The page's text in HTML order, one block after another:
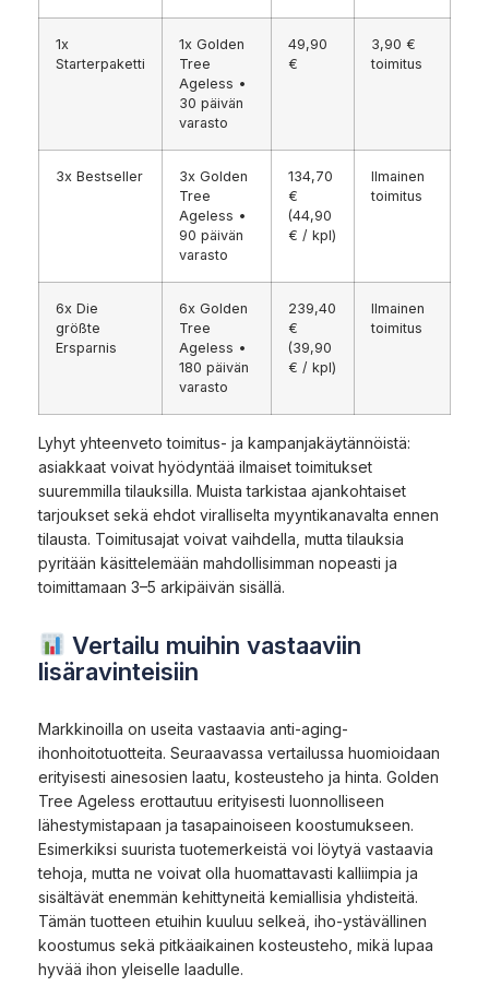
1x
Starterpaketti
1x Golden
Tree
Ageless •
30 päivän
varasto
49,90
€
3,90 €
toimitus
3x Bestseller
3x Golden
Tree
Ageless •
90 päivän
varasto
134,70
€
(44,90
€ / kpl)
Ilmainen
toimitus
6x Die
größte
Ersparnis
6x Golden
Tree
Ageless •
180 päivän
varasto
239,40
€
(39,90
€ / kpl)
Ilmainen
toimitus
Lyhyt yhteenveto toimitus- ja kampanjakäytännöistä:
asiakkaat voivat hyödyntää ilmaiset toimitukset
suuremmilla tilauksilla. Muista tarkistaa ajankohtaiset
tarjoukset sekä ehdot viralliselta myyntikanavalta ennen
tilausta. Toimitusajat voivat vaihdella, mutta tilauksia
pyritään käsittelemään mahdollisimman nopeasti ja
toimittamaan 3–5 arkipäivän sisällä.
Vertailu muihin vastaaviin
lisäravinteisiin
Markkinoilla on useita vastaavia anti-aging-
ihonhoitotuotteita. Seuraavassa vertailussa huomioidaan
erityisesti ainesosien laatu, kosteusteho ja hinta. Golden
Tree Ageless erottautuu erityisesti luonnolliseen
lähestymistapaan ja tasapainoiseen koostumukseen.
Esimerkiksi suurista tuotemerkeistä voi löytyä vastaavia
tehoja, mutta ne voivat olla huomattavasti kalliimpia ja
sisältävät enemmän kehittyneitä kemiallisia yhdisteitä.
Tämän tuotteen etuihin kuuluu selkeä, iho-ystävällinen
koostumus sekä pitkäaikainen kosteusteho, mikä lupaa
hyvää ihon yleiselle laadulle.